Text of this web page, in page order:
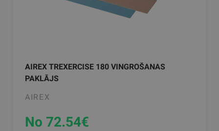
AIREX TREXERCISE 180 VINGROŠANAS
PAKLĀJS
AIREX
No 72.54€